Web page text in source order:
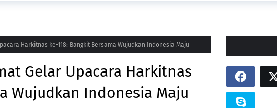
Harkitnas ke-118: Bangkit Bersama Wujudkan Indonesia Maju
Gelar Upacara Harkitnas
Wujudkan Indonesia Maju